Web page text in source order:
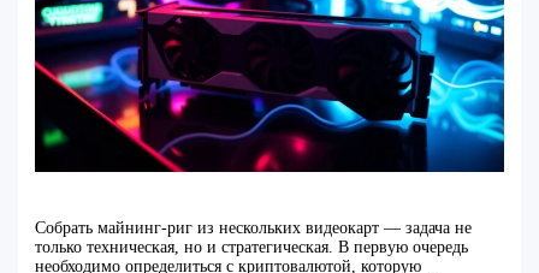
Собрать майнинг-риг из нескольких видеокарт — задача не
только техническая, но и стратегическая. В первую очередь
необходимо определиться с криптовалютой, которую